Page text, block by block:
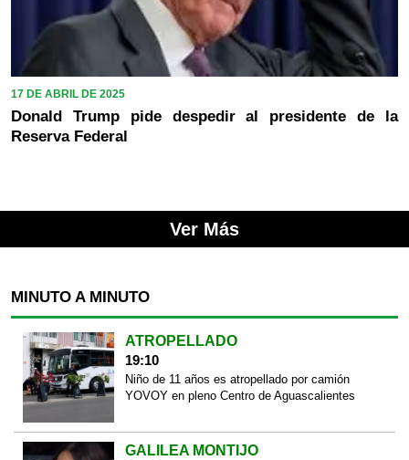
17 DE ABRIL DE 2025
Donald Trump pide despedir al presidente de la
Reserva Federal
Ver Más
MINUTO A MINUTO
ATROPELLADO
19:10
Niño de 11 años es atropellado por camión
YOVOY en pleno Centro de Aguascalientes
GALILEA MONTIJO